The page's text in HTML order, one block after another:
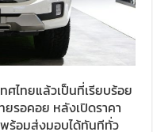
ศไทยแล้วเป็นที่เรียบร้อย
ยรอคอย หลังเปิดราคา
พร้อมส่งมอบได้ทันทีทั่ว